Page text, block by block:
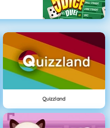
Quizzland